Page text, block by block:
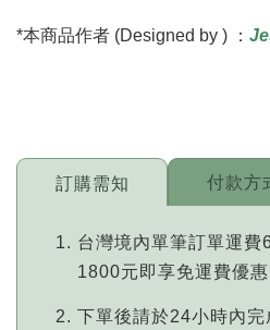
*本商品作者 (Designed by ) ：
訂購需知
台灣境內單筆訂單運費
1800元即享免運費優惠
下單後請於24小時內
付款方